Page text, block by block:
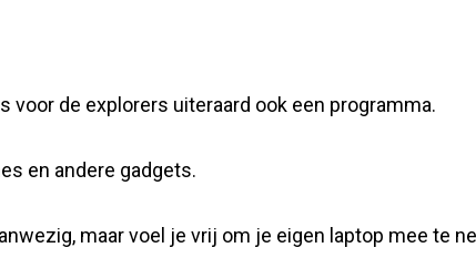
voor de explorers uiteraard ook een programma.
en andere gadgets.
maar voel je vrij om je eigen laptop mee te